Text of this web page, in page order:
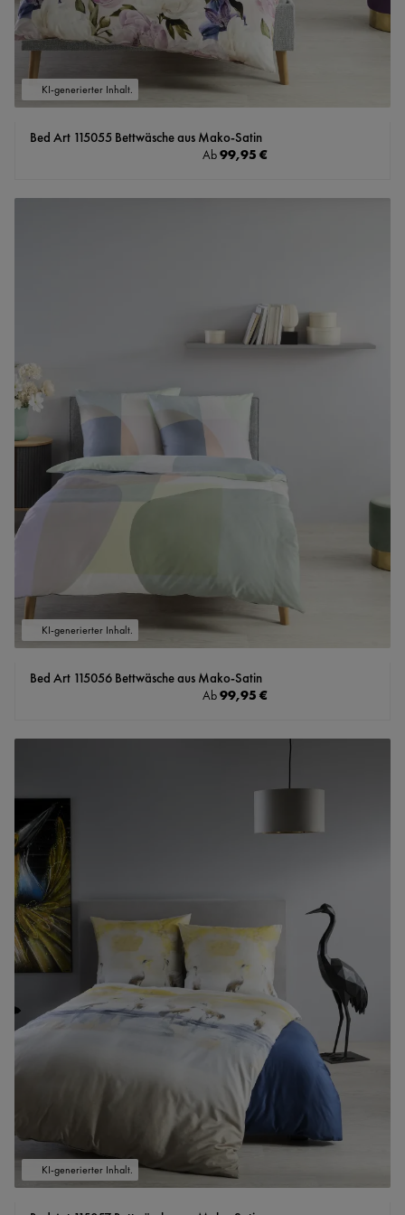
KI-generierter Inhalt.
Bed Art 115055 Bettwäsche aus Mako-Satin
Regulärer Preis:
Ab99,95 €
KI-generierter Inhalt.
Bed Art 115056 Bettwäsche aus Mako-Satin
Regulärer Preis:
Ab99,95 €
KI-generierter Inhalt.